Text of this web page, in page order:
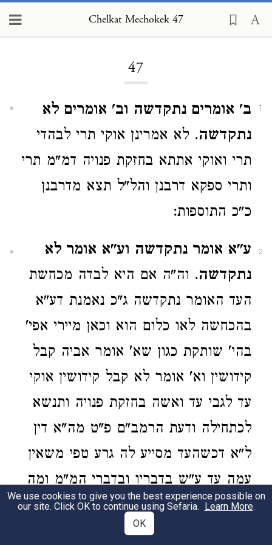
Chelkat Mechokek 47
47
1
ב' אומרים נתקדשה וב' אומרים לא
נתקדשה. לא אמרינן אוקי תרי לבהדי
תרי ואוקי אתתא בחזקת פנויה דמ"מ תרי
ותרי ספקא דרבנן והל"ל תצא מדרבנן
כ"כ התוספות:
2
ע"א אומר נתקדשה וע"א אומר לא
נתקדשה. וה"ה אם היא לבדה מכחשת
העד האומר נתקדשה ג"כ נאמנת דע"א
בהכחשה לאו כלום הוא וכאן מיירי אפי'
בהי' שותקת כגון שא' אומר אביה קבל
קידושין וא' אומר לא קבל קידושין אוקי
עד לגבי עד ואשה בחזקת פנויה ותנשא
לכתחילה ודעת הרמב"ם פ"ט מה"א דין
ל"א דכשהעד מסייע לה גרע טפי משאין
עמה עד ע"ש בדבריו ובדברי המ"מ ומה
שפסק כאן וחילק בין העד אומר
שמעולם לא היה בה ספק קדושין
We use cookies to give you the best experience possible on
our site. Click OK to continue using Sefaria. Learn More.
OK